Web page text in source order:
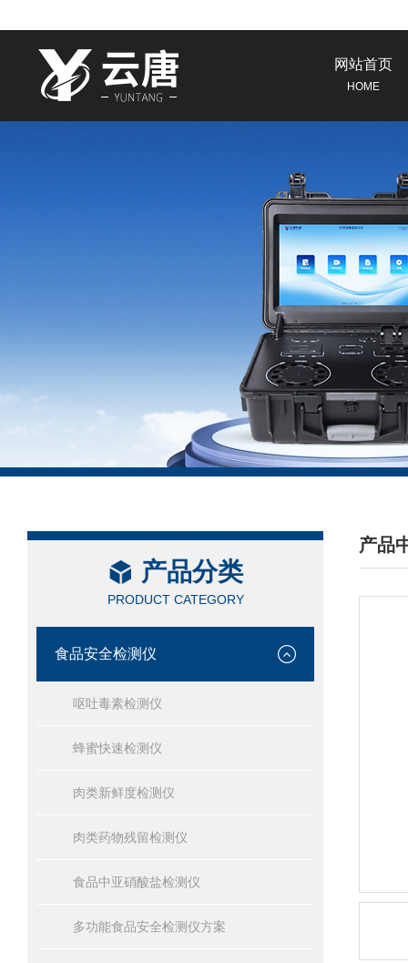
网站首页
HOME
产品分类
PRODUCT CATEGORY
食品安全检测仪
呕吐毒素检测仪
蜂蜜快速检测仪
肉类新鲜度检测仪
肉类药物残留检测仪
食品中亚硝酸盐检测仪
多功能食品安全检测仪方案
产品
/